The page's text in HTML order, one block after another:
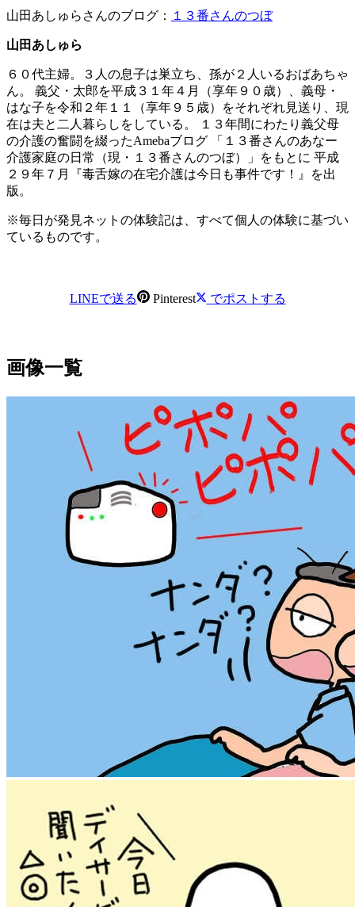
山田あしゅらさんのブログ： １３番さんのつぼ
山田あしゅら
６０代主婦。３人の息子は巣立ち、孫が２人いるおばあちゃ
ん。 義父・太郎を平成３１年４月（享年９０歳）、義母・
はな子を令和２年１１（享年９５歳）をそれぞれ見送り、現
在は夫と二人暮らしをしている。 １３年間にわたり義父母
の介護の奮闘を綴ったAmebaブログ 「１３番さんのあなー
介護家庭の日常（現・１３番さんのつぼ）」をもとに 平成
２９年７月『毒舌嫁の在宅介護は今日も事件です！』を出
版。
※毎日が発見ネットの体験記は、すべて個人の体験に基づい
ているものです。
LINEで送る Pinterest でポストする
画像一覧